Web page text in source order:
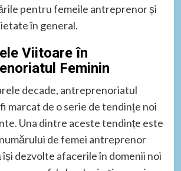
pentru femeile antreprenor și
în general.
Viitoare în
Feminin
decade, antreprenoriatul
marcat de o serie de tendințe noi
Una dintre aceste tendințe este
de femei antreprenor
își dezvolte afacerile în domenii noi